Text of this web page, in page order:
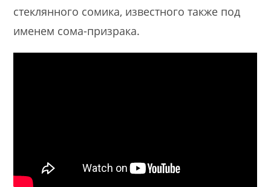
стеклянного сомика, известного также под
именем сома-призрака.